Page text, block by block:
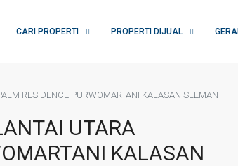
CARI PROPERTI PROPERTI DIJUAL GERAI
RESIDENCE PURWOMARTANI KALASAN SLEMAN
UTARA
KALASAN